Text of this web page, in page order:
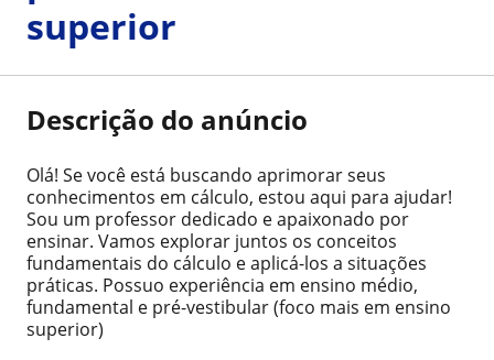
superior
Descrição do anúncio
Olá! Se você está buscando aprimorar seus
conhecimentos em cálculo, estou aqui para ajudar!
Sou um professor dedicado e apaixonado por
ensinar. Vamos explorar juntos os conceitos
fundamentais do cálculo e aplicá-los a situações
práticas. Possuo experiência em ensino médio,
fundamental e pré-vestibular (foco mais em ensino
superior)